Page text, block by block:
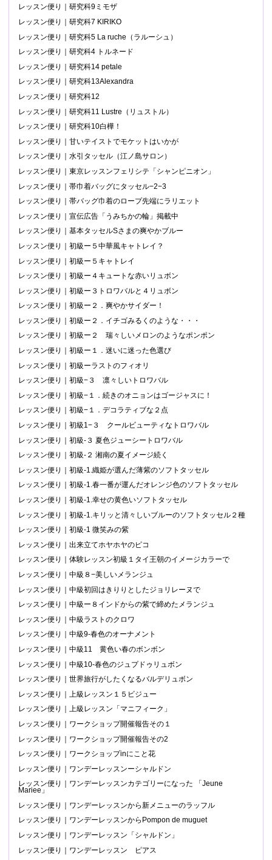
レッスン便り｜研究科9ミモザ
レッスン便り｜研究科7 KIRIKO
レッスン便り｜研究科5 La ruche（ラルーシュ）
レッスン便り｜研究科4 トルネード
レッスン便り｜研究科14 petale
レッスン便り｜研究科13Alexandra
レッスン便り｜研究科12
レッスン便り｜研究科11 Lustre（リュストル）
レッスン便り｜研究科10白樺！
レッスン便り｜甘いテイストでモケットはいかが
レッスン便り｜水引タッセル（江ノ島サロン）
レッスン便り｜東京レッスンフェリシテ「シャンピニオン」
レッスン便り｜帯巾着バッグにタッセル−2−3
レッスン便り｜帯バッグ巾着のロープ先端にラリエット
レッスン便り｜宣伝広告「うみちかの輪」掲載中
レッスン便り｜基本タッセルSさまの爽やかブルー
レッスン便り｜初級ー５中華風キャトレイ？
レッスン便り｜初級ー５キャトレイ
レッスン便り｜初級ー４キュートな赤いリュボン
レッスン便り｜初級ー３トロワバルと４リュボン
レッスン便り｜初級ー２．爽やかサイダー！
レッスン便り｜初級ー２．イチゴみるくのような・・・
レッスン便り｜初級ー２ 瑞々しいメロンのようなポンポン
レッスン便り｜初級ー１．迷いに迷った色選び
レッスン便り｜初級ーラストのフィオリ
レッスン便り｜初級−３ 凛々しいトロワバル
レッスン便り｜初級−１．続きのオニョンはゴージャスに！
レッスン便り｜初級−１．デコラティブな２点
レッスン便り｜初級1−３ クールビューティなトロワバル
レッスン便り｜初級-３ 夏色ジューシートロワバル
レッスン便り｜初級-２ 湘南の夏イメージ続く
レッスン便り｜初級-1.織姫が選んだ薄紫のソフトタッセル
レッスン便り｜初級-1.春一番が運んだオレンジ色のソフトタッセル
レッスン便り｜初級-1.幸せの黄色いソフトタッセル
レッスン便り｜初級-1.キリッと清々しいブルーのソフトタッセル２種
レッスン便り｜初級-1 微笑みの紫
レッスン便り｜出来立てホヤホヤのピコ
レッスン便り｜体験レッスン初級１タイ王朝のイメージカラーで
レッスン便り｜中級８−美しいメランジュ
レッスン便り｜中級初回はきりりとしたジョリレーヌで
レッスン便り｜中級ー８インドからの紫で締めたメランジュ
レッスン便り｜中級ラストのクロワ
レッスン便り｜中級9-春色のオーナメント
レッスン便り｜中級11 黄色い春のボンボン
レッスン便り｜中級10-春色のジュプドゥリュボン
レッスン便り｜世界旅行がしたくなるバルデリュボン
レッスン便り｜上級レッスン１５ビジュー
レッスン便り｜上級レッスン「マニフィーク」
レッスン便り｜ワークショップ開催報告その１
レッスン便り｜ワークショップ開催報告その2
レッスン便り｜ワークショップinにこと花
レッスン便り｜ワンデーレッスンーシャルドン
レッスン便り｜ワンデーレッスンカテゴリーになった 「Jeune
Mariee」
レッスン便り｜ワンデーレッスンから新メニューのラッフル
レッスン便り｜ワンデーレッスンからPompon de muguet
レッスン便り｜ワンデーレッスン「シャルドン」
レッスン便り｜ワンデーレッスン ピアス